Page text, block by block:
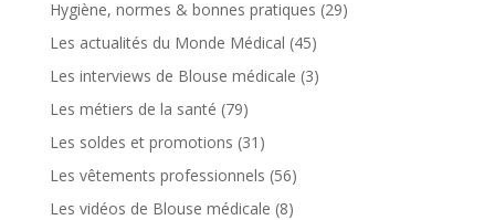
Hygiène, normes & bonnes pratiques (29)
Les actualités du Monde Médical (45)
Les interviews de Blouse médicale (3)
Les métiers de la santé (79)
Les soldes et promotions (31)
Les vêtements professionnels (56)
Les vidéos de Blouse médicale (8)